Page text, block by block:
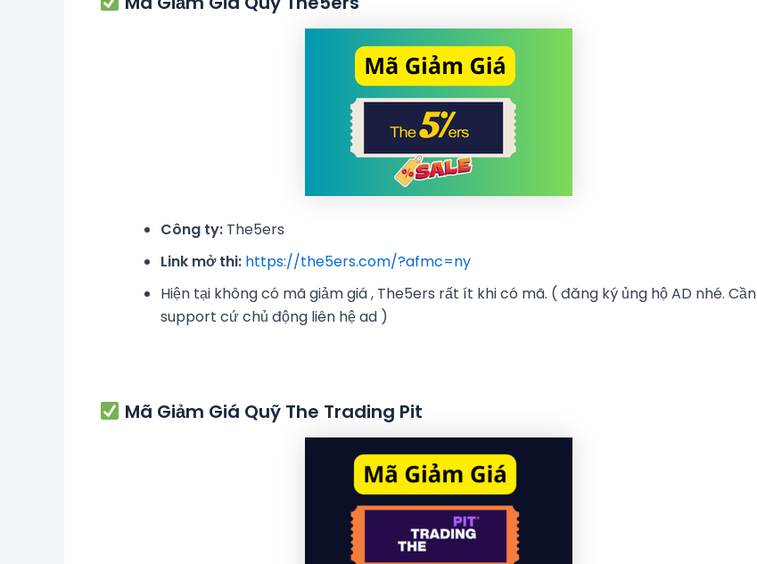
Công ty: The5ers
Link mở thi: https://the5ers.com/?afmc=ny
Hiện tại không có mã giảm giá , The5ers rất ít khi có mã. ( đăng ký ủng hộ AD nhé. Cần
support cứ chủ động liên hệ ad )
Mã Giảm Giá Quỹ The Trading Pit